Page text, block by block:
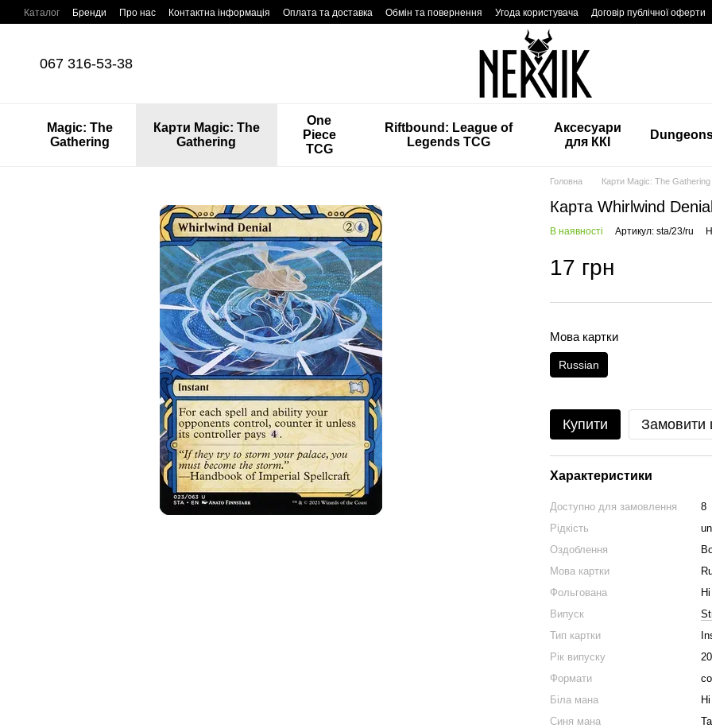
Перейти до основного контенту
Каталог Бренди Про нас Контактна інформація Оплата та доставка Обмін та повернення Угода користувача Договір публічної оферти
067 316-53-38
Magic: The
Gathering
Карти Magic: The
Gathering
One
Piece
TCG
Riftbound: League of
Legends TCG
Аксесуари
для ККІ
Головна Карти Magic: The Gathering
Карта Whirlwind
В наявності Артикул: sta/23/ru
17 грн
Мова картки
Russian
Купити Замовити
Характеристики
Доступно для замовлення
8
Рідкість
Оздоблення
Мова картки
Фольгована
Ні
Випуск
Тип картки
Рік випуску
Формати
Біла мана
Ні
Синя мана